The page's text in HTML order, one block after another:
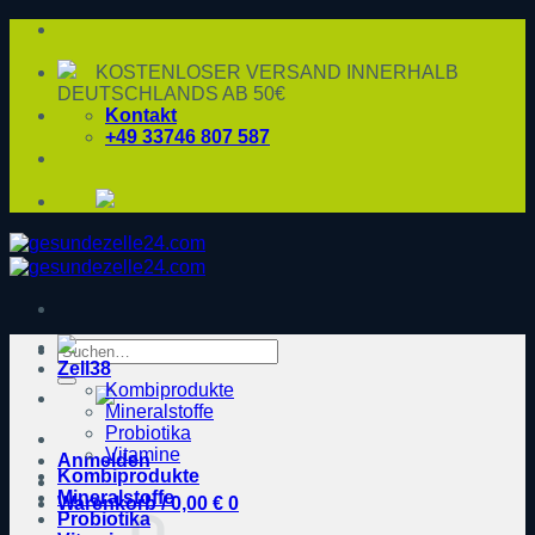
Zum
springen KOSTENLOSER VERSAND INNERHALB
DEUTSCHLANDS AB 50€
Kontakt
+49 33746 807 587
Suche
nach:
Anmelden
Warenkorb /0,00 € 0
Zell38
Kombiprodukte
Mineralstoffe
Probiotika
Vitamine
Kombiprodukte
Mineralstoffe
Probiotika